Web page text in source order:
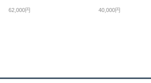
62,000円 40,000円